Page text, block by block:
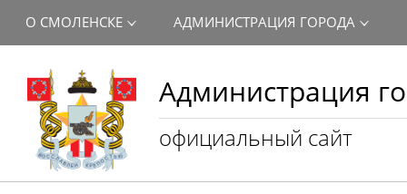
Администрация
официальный сайт
О СМОЛЕНСКЕ АДМИНИСТРАЦИЯ ГОРОДА